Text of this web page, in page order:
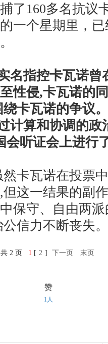
了160多名抗议
一个星期里，
名指控卡瓦诺曾
性侵,卡瓦诺的
卡瓦诺的争议
计算和协调的政
会听证会上进行
瓦诺在投票中
这一结果的副
保守、自由两
信力不断丧失。
共 2 页 1 [ 2 ] 下一页 末页
赞
1人